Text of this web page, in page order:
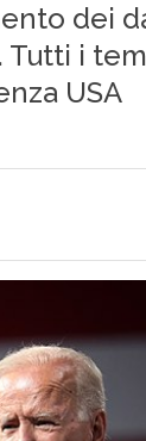
dei
Tutti i
USA